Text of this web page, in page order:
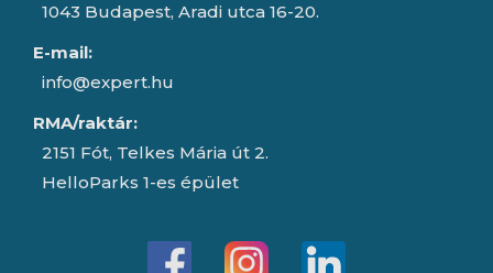
1043 Budapest, Aradi utca 16-20.
E-mail:
info@expert.hu
RMA/raktár:
2151 Fót, Telkes Mária út 2.
HelloParks 1-es épület